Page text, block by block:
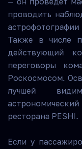
проводить
Также в числе
действующий
переговоры
Роскосмосом.
лучшей
ресторана PESHI.
Если у